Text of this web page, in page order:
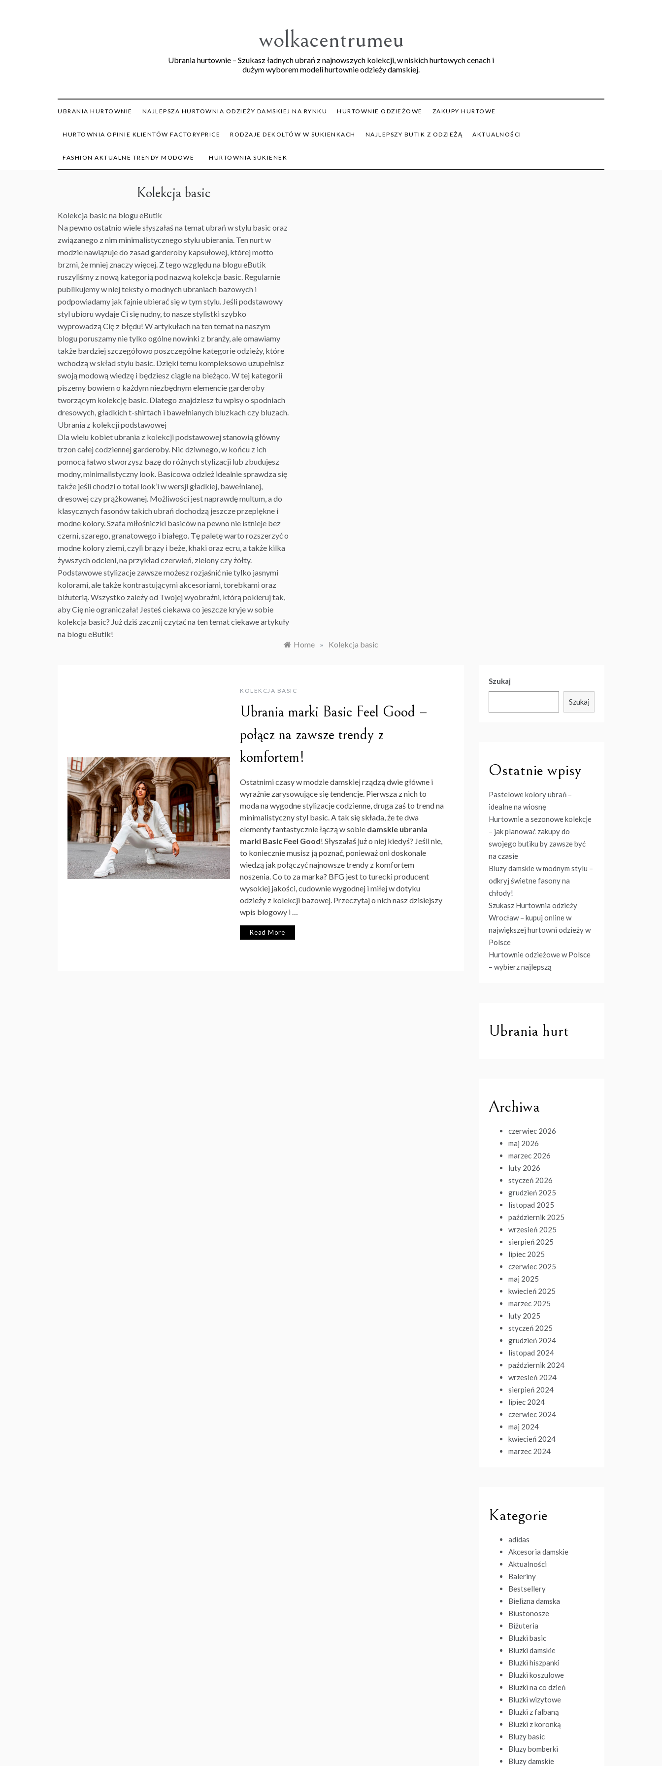
wolkacentrumeu
Ubrania hurtownie – Szukasz ładnych ubrań z najnowszych kolekcji, w niskich hurtowych cenach i
dużym wyborem modeli hurtownie odzieży damskiej.
UBRANIA HURTOWNIE NAJLEPSZA HURTOWNIA ODZIEŻY DAMSKIEJ NA RYNKU HURTOWNIE ODZIEŻOWE ZAKUPY HURTOWE
HURTOWNIA OPINIE KLIENTÓW FACTORYPRICE RODZAJE DEKOLTÓW W SUKIENKACH NAJLEPSZY BUTIK Z ODZIEŻĄ AKTUALNOŚCI
FASHION AKTUALNE TRENDY MODOWE HURTOWNIA SUKIENEK
Kolekcja basic
Kolekcja basic na blogu eButik
Na pewno ostatnio wiele słyszałaś na temat ubrań w stylu basic oraz
związanego z nim minimalistycznego stylu ubierania. Ten nurt w
modzie nawiązuje do zasad garderoby kapsułowej, której motto
brzmi, że mniej znaczy więcej. Z tego względu na blogu eButik
ruszyliśmy z nową kategorią podnazwą kolekcja basic. Regularnie
publikujemy w niej teksty o modnych ubraniach bazowych i
podpowiadamy jak fajnie ubierać się w tym stylu. Jeśli podstawowy
styl ubioru wydaje Ci się nudny, to nasze stylistki szybko
wyprowadzą Cię z błędu! W artykułach na ten temat na naszym
blogu poruszamy nie tylko ogólne nowinki z branży, ale omawiamy
także bardziej szczegółowo poszczególne kategorie odzieży, które
wchodzą w skład stylu basic. Dzięki temu kompleksowo uzupełnisz
swoją modową wiedzę i będziesz ciągle na bieżąco. W tej kategorii
piszemy bowiem o każdym niezbędnym elemencie garderoby
tworzącym kolekcję basic. Dlatego znajdziesz tu wpisy o spodniach
dresowych, gładkich t-shirtach i bawełnianych bluzkach czy bluzach.
Ubrania z kolekcji podstawowej
Dla wielu kobiet ubrania z kolekcji podstawowej stanowią główny
trzon całej codziennej garderoby. Nic dziwnego, w końcu z ich
pomocą łatwo stworzysz bazę do różnych stylizacji lub zbudujesz
modny, minimalistyczny look. Basicowa odzież idealnie sprawdza się
także jeśli chodzi o total look’i w wersji gładkiej, bawełnianej,
dresowej czy prążkowanej. Możliwości jest naprawdę multum, a do
klasycznych fasonów takich ubrań dochodzą jeszcze przepiękne i
modne kolory. Szafa miłośniczki basiców na pewno nie istnieje bez
czerni, szarego, granatowego i białego. Tę paletę warto rozszerzyć o
modne kolory ziemi, czyli brązy i beże, khaki oraz ecru, a także kilka
żywszych odcieni, na przykład czerwień, zielony czy żółty.
Podstawowestylizacje zawsze możesz rozjaśnić nie tylko jasnymi
kolorami, ale także kontrastującymi akcesoriami, torebkami oraz
biżuterią. Wszystko zależy od Twojej wyobraźni, którą pokieruj tak,
aby Cię nie ograniczała! Jesteś ciekawa co jeszcze kryje w sobie
kolekcja basic? Już dziś zacznij czytać na ten temat ciekawe artykuły
na blogu eButik!
Home » Kolekcja basic
KOLEKCJA BASIC
Ubrania marki Basic Feel Good –
połącz na zawsze trendy z
komfortem!
Ostatnimi czasy w modzie damskiej rządzą dwie główne i
wyraźnie zarysowujące się tendencje. Pierwsza z nich to
moda na wygodne stylizacje codzienne, druga zaś to trend na
minimalistyczny styl basic. A tak się składa, że te dwa
elementy fantastycznie łączą w sobie damskie ubrania
marki Basic Feel Good! Słyszałaś już o niej kiedyś? Jeśli nie,
to koniecznie musisz ją poznać, ponieważ oni doskonale
wiedzą jak połączyć najnowsze trendy z komfortem
noszenia. Co to za marka? BFG jest to turecki producent
wysokiej jakości, cudownie wygodnej i miłej w dotyku
odzieży z kolekcji bazowej. Przeczytaj o nich nasz dzisiejszy
wpis blogowy i …
Read More
Szukaj
Szukaj
Ostatnie wpisy
Pastelowe kolory ubrań –
idealne na wiosnę
Hurtownie a sezonowe kolekcje
– jak planować zakupy do
swojego butiku by zawsze być
na czasie
Bluzy damskie w modnym stylu –
odkryj świetne fasony na
chłody!
Szukasz Hurtownia odzieży
Wrocław – kupuj online w
największej hurtowni odzieży w
Polsce
Hurtownie odzieżowe w Polsce
– wybierz najlepszą
Ubrania hurt
Archiwa
czerwiec 2026
maj 2026
marzec 2026
luty 2026
styczeń 2026
grudzień 2025
listopad 2025
październik 2025
wrzesień 2025
sierpień 2025
lipiec 2025
czerwiec 2025
maj 2025
kwiecień 2025
marzec 2025
luty 2025
styczeń 2025
grudzień 2024
listopad 2024
październik 2024
wrzesień 2024
sierpień 2024
lipiec 2024
czerwiec 2024
maj 2024
kwiecień 2024
marzec 2024
Kategorie
adidas
Akcesoria damskie
Aktualności
Baleriny
Bestsellery
Bielizna damska
Biustonosze
Biżuteria
Bluzki basic
Bluzki damskie
Bluzki hiszpanki
Bluzki koszulowe
Bluzki na co dzień
Bluzki wizytowe
Bluzki z falbaną
Bluzki z koronką
Bluzy basic
Bluzy bomberki
Bluzy damskie